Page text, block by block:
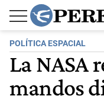
POLÍTICA ESPACIAL
La NASA
mandos